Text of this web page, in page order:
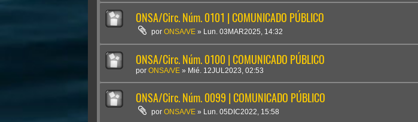
ONSA/Circ. Núm. 0101 | COMUNICADO PÚBLICO
porONSA/VE » Lun. 03MAR2025, 14:32
ONSA/Circ. Núm. 0100 | COMUNICADO PÚBLICO
por ONSA/VE » Mié. 12JUL2023, 02:53
ONSA/Circ. Núm. 0099 | COMUNICADO PÚBLICO
porONSA/VE » Lun. 05DIC2022, 15:58